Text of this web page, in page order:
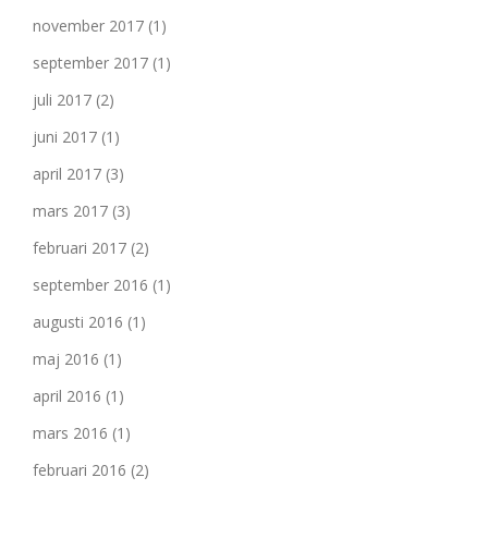
november 2017 (1)
september 2017 (1)
juli 2017 (2)
juni 2017 (1)
april 2017 (3)
mars 2017 (3)
februari 2017 (2)
september 2016 (1)
augusti 2016 (1)
maj 2016 (1)
april 2016 (1)
mars 2016 (1)
februari 2016 (2)